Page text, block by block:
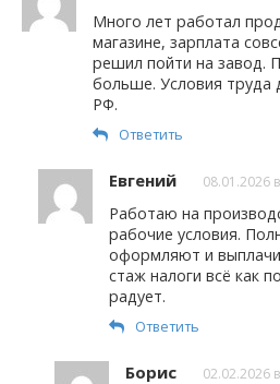
Много лет работал
магазине, зарплата
решил пойти на завод.
больше. Условия труда
РФ.
Ответить
Евгений 08.01.2026
Работаю на
рабочие условия.
оформляют и
стаж налоги всё как
радует.
Ответить
Борис 02.02.2026